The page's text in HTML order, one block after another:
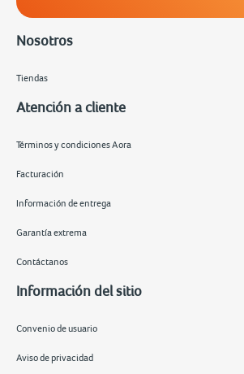
Nosotros
Tiendas
Atención a cliente
Términos y condiciones Aora
Facturación
Información de entrega
Garantía extrema
Contáctanos
Información del sitio
Convenio de usuario
Aviso de privacidad